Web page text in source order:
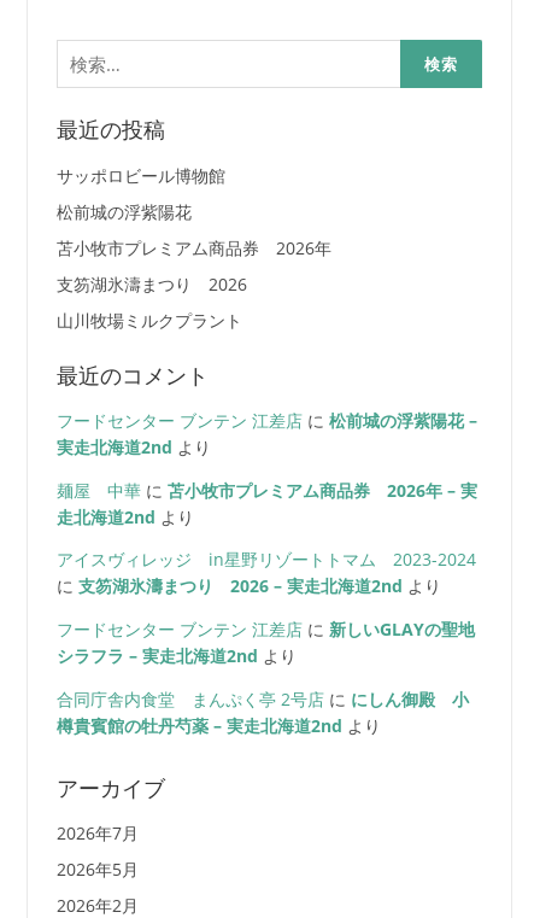
検
索:
最近の投稿
サッポロビール博物館
松前城の浮紫陽花
苫小牧市プレミアム商品券 2026年
支笏湖氷濤まつり 2026
山川牧場ミルクプラント
最近のコメント
フードセンター ブンテン 江差店に 松前城の浮紫陽花 –
実走北海道2nd より
麺屋 中華に 苫小牧市プレミアム商品券 2026年 – 実
走北海道2nd より
アイスヴィレッジ in星野リゾートトマム 2023-2024
に 支笏湖氷濤まつり 2026 – 実走北海道2nd より
フードセンター ブンテン 江差店に 新しいGLAYの聖地
シラフラ – 実走北海道2nd より
合同庁舎内食堂 まんぷく亭 2号店に にしん御殿 小
樽貴賓館の牡丹芍薬 – 実走北海道2nd より
アーカイブ
2026年7月
2026年5月
2026年2月